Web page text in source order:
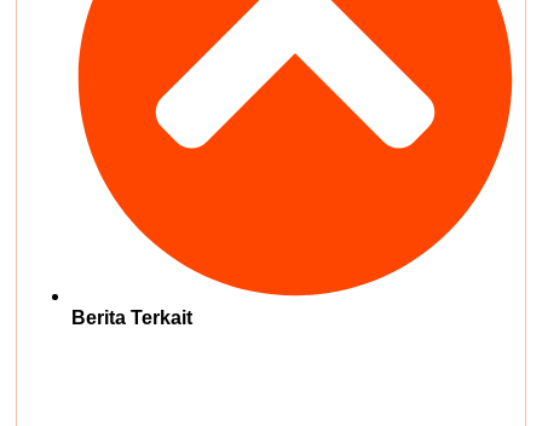
Berita Terkait